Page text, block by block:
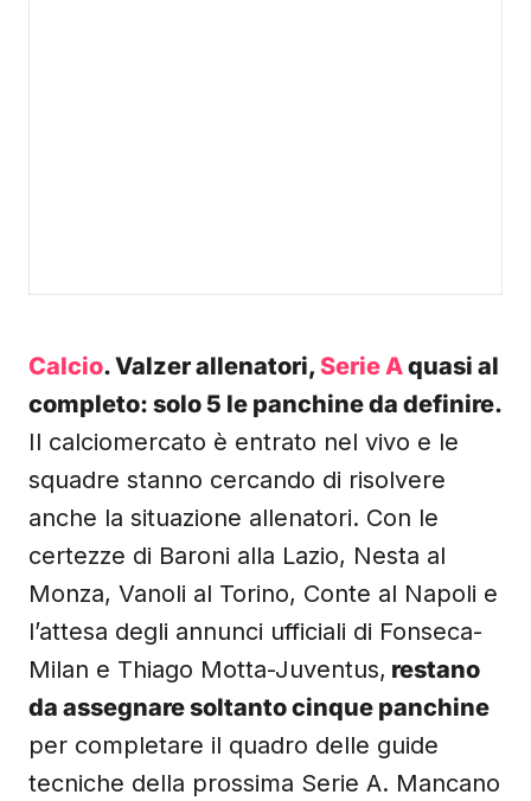
Calcio. Valzer allenatori,Serie Aquasi al
completo: solo 5 le panchine da definire.
Il calciomercato è entrato nel vivo e le
squadre stanno cercando di risolvere
anche la situazione allenatori. Con le
certezze di Baroni alla Lazio, Nesta al
Monza, Vanoli al Torino, Conte al Napoli e
l’attesa degli annunci ufficiali di Fonseca-
Milan e Thiago Motta-Juventus, restano
da assegnare soltanto cinque panchine
per completare il quadro delle guide
tecniche della prossima Serie A. Mancano